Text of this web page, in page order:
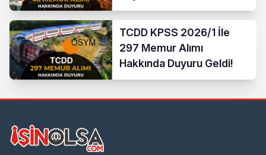
TCDD KPSS 2026/1 İle
297 Memur Alımı
Hakkında Duyuru Geldi!